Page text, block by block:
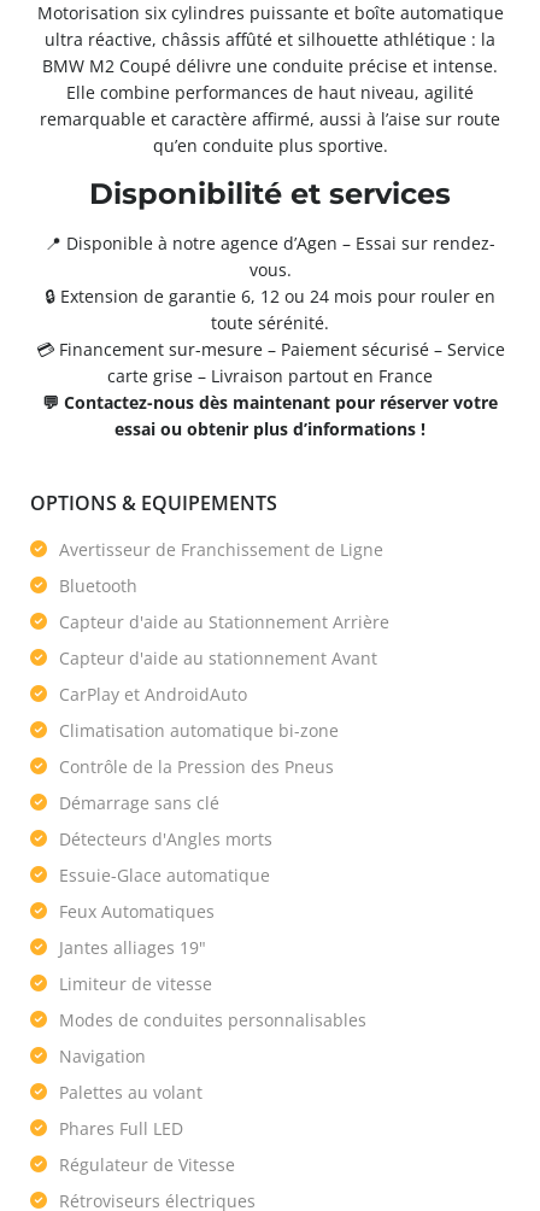
Motorisation six cylindres puissante et boîte automatique
ultra réactive, châssis affûté et silhouette athlétique : la
BMW M2 Coupé délivre une conduite précise et intense.
Elle combine performances de haut niveau, agilité
remarquable et caractère affirmé, aussi à l’aise sur route
qu’en conduite plus sportive.
Disponibilité et services
📍 Disponible à notre agence d’Agen – Essai sur rendez-
vous.
🔒 Extension de garantie 6, 12 ou 24 mois pour rouler en
toute sérénité.
💳 Financement sur-mesure – Paiement sécurisé – Service
carte grise – Livraison partout en France
💬 Contactez-nous dès maintenant pour réserver votre
essai ou obtenir plus d’informations !
OPTIONS & EQUIPEMENTS
Avertisseur de Franchissement de Ligne
Bluetooth
Capteur d'aide au Stationnement Arrière
Capteur d'aide au stationnement Avant
CarPlay et AndroidAuto
Climatisation automatique bi-zone
Contrôle de la Pression des Pneus
Démarrage sans clé
Détecteurs d'Angles morts
Essuie-Glace automatique
Feux Automatiques
Jantes alliages 19"
Limiteur de vitesse
Modes de conduites personnalisables
Navigation
Palettes au volant
Phares Full LED
Régulateur de Vitesse
Rétroviseurs électriques